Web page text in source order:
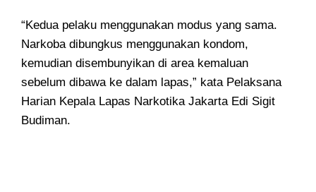
“Kedua pelaku menggunakan modus yang sama.
Narkoba dibungkus menggunakan kondom,
kemudian disembunyikan di area kemaluan
sebelum dibawa ke dalam lapas,” kata Pelaksana
Harian Kepala Lapas Narkotika Jakarta Edi Sigit
Budiman.